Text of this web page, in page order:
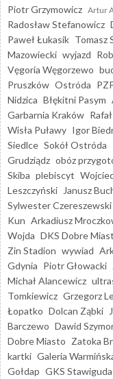
Piotr Grzymowicz Artur
Radosław Stefanowicz
Paweł Łukasik Tomasz
Mazowiecki wyjazd
Vęgoria Węgorzewo
Pruszków Ostróda
Nidzica Błękitni Pasym
Garbarnia Kraków
Wisła Puławy Igor
Siedlce Sokół Ostróda
Grudziądz obóz
Skiba plebiscyt
Leszczyński
Janusz
Sylwester Czereszewski
Kun Arkadiusz
Wojda DKS Dobre
Zin Stadion wywiad
Gdynia Piotr Głowacki
Michał Alancewicz
Tomkiewicz Grzegorz
Łopatko Dolcan Ząbki
Barczewo Dawid
Dobre Miasto Zatoka
kartki Galeria
Gołdap GKS Stawiguda